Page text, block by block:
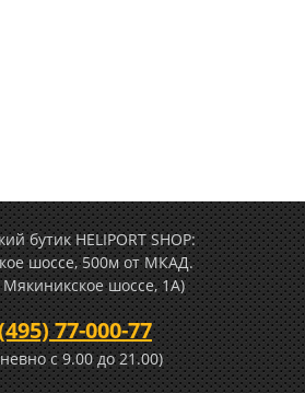
бутик HELIPORT SHOP:
шоссе, 500м от МКАД.
шоссе, 1А)
77-000-77
c 9.00 до 21.00)